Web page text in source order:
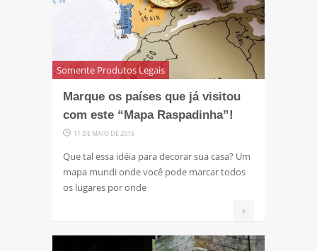
Somente Produtos Legais
Marque os países que já visitou
com este “Mapa Raspadinha”!
11 DE MAIO DE 2015
Que tal essa idéia para decorar sua casa? Um
mapa mundi onde você pode marcar todos
os lugares por onde
+